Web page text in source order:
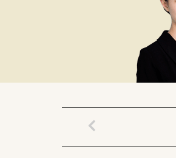
＜長く働
■「子育
けており
■全店舗
■パート
■外来が